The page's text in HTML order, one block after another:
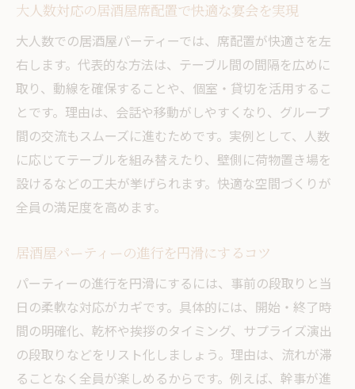
大人数対応の居酒屋席配置で快適な宴会を実現
大人数での居酒屋パーティーでは、席配置が快適さを左
右します。代表的な方法は、テーブル間の間隔を広めに
取り、動線を確保することや、個室・貸切を活用するこ
とです。理由は、会話や移動がしやすくなり、グループ
間の交流もスムーズに進むためです。実例として、人数
に応じてテーブルを組み替えたり、壁側に荷物置き場を
設けるなどの工夫が挙げられます。快適な空間づくりが
全員の満足度を高めます。
居酒屋パーティーの進行を円滑にするコツ
パーティーの進行を円滑にするには、事前の段取りと当
日の柔軟な対応がカギです。具体的には、開始・終了時
間の明確化、乾杯や挨拶のタイミング、サプライズ演出
の段取りなどをリスト化しましょう。理由は、流れが滞
ることなく全員が楽しめるからです。例えば、幹事が進